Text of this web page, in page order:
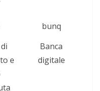
bunq
e
Banca
digitale